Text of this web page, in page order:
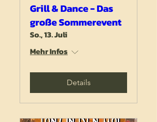
Grill & Dance - Das
große Sommerevent
So., 13. Juli
Mehr Infos
Details